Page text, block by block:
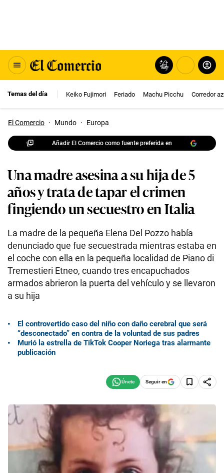
Temas del día Keiko Fujimori Feriado Machu Picchu Corredor
El Comercio · Mundo · Europa
Añadir El Comercio como fuente preferida en
Una madre asesina a su hija de 5
años y trata de tapar el crimen
fingiendo un secuestro en Italia
La madre de la pequeña Elena Del Pozzo había
denunciado que fue secuestrada mientras estaba en
el coche con ella en la pequeña localidad de Piano di
Tremestieri Etneo, cuando tres encapuchados
armados abrieron la puerta del vehículo y se llevaron
a su hija
El controvertido caso del niño con daño cerebral que será
“desconectado” en contra de la voluntad de sus padres
Murió la estrella de TikTok Cooper Noriega tras alarmante
publicación
Seguir en